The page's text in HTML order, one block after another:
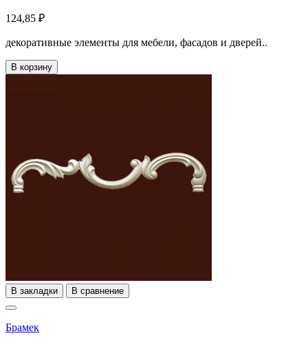
124,85 ₽
декоративные элементы для мебели, фасадов и дверей..
В корзину
В закладки В сравнение
Брамек